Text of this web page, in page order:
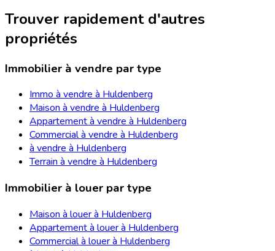
Trouver rapidement d'autres
propriétés
Immobilier à vendre par type
Immo à vendre à Huldenberg
Maison à vendre à Huldenberg
Appartement à vendre à Huldenberg
Commercial à vendre à Huldenberg
à vendre à Huldenberg
Terrain à vendre à Huldenberg
Immobilier à louer par type
Maison à louer à Huldenberg
Appartement à louer à Huldenberg
Commercial à louer à Huldenberg